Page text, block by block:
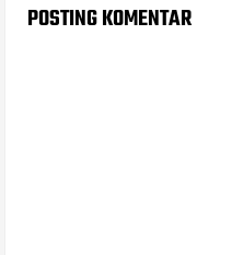
POSTING KOMENTAR